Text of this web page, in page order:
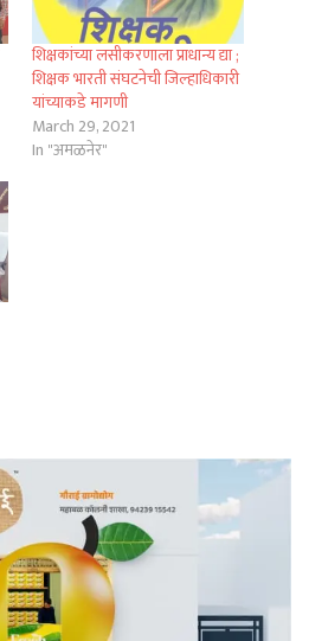
शिक्षकांच्या लसीकरणाला प्राधान्य द्या ;
शिक्षक भारती संघटनेची जिल्हाधिकारी
यांच्याकडे मागणी
March 29, 2021
In "अमळनेर"